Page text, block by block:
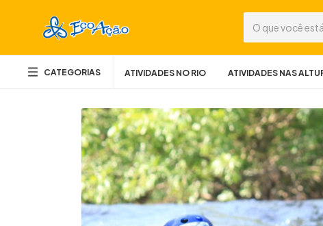
CATEGORIAS ATIVIDADES NO RIO ATIVIDADES NAS